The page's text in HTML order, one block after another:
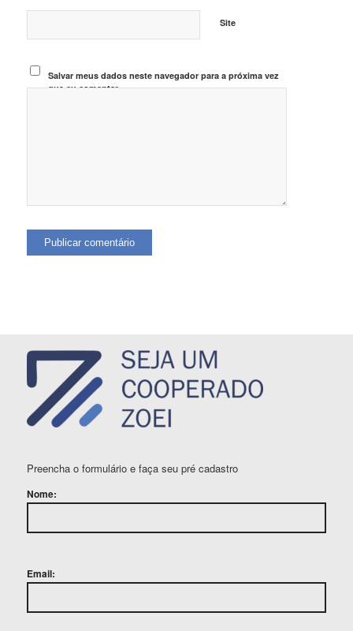
Site
Salvar meus dados neste navegador para a próxima vez
que eu comentar.
Preencha o formulário e faça seu pré cadastro
Nome:
Email: